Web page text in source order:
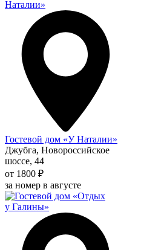
Гостевой дом «У Наталии»
Джубга, Новороссийское
шоссе, 44
от 1800 ₽
за номер в августе